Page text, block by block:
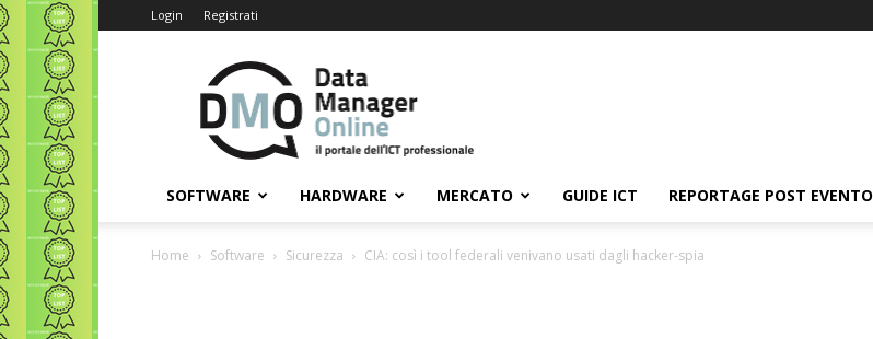
Login Registrati
Data
Manager
Online
SOFTWARE HARDWARE MERCATO GUIDE ICT REPORTAGE POST EVENTO
Home Software Sicurezza CIA: così i tool federali venivano usati dagli hacker-spia